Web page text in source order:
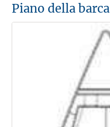
Piano della barca